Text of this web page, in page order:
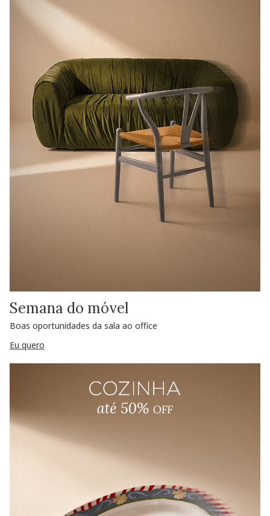
Semana do móvel
Boas oportunidades da sala ao office
Eu quero